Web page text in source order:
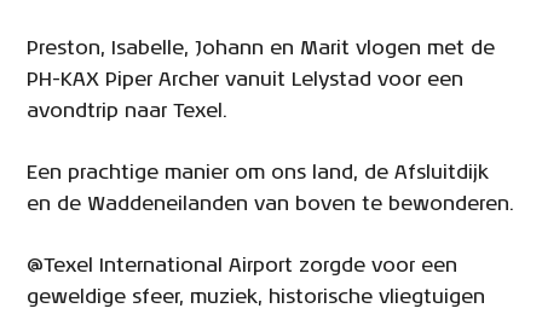
Preston, Isabelle, Johann en Marit vlogen met de
PH-KAX Piper Archer vanuit Lelystad voor een
avondtrip naar Texel.
Een prachtige manier om ons land, de Afsluitdijk
en de Waddeneilanden van boven te bewonderen.
@Texel International Airport zorgde voor een
geweldige sfeer, muziek, historische vliegtuigen